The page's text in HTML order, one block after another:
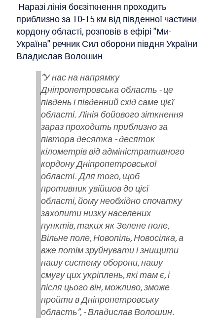
Наразі лінія боєзіткнення проходить
приблизно за 10-15 км від південної частини
кордону області, розповів в ефірі "Ми-
Україна" речник Сил оборони півдня України
Владислав Волошин.
"У нас на напрямку
Дніпропетровська область - це
південь і південний схід саме цієї
області. Лінія бойового зіткнення
зараз проходить приблизно за
півтора десятка - десяток
кілометрів від адміністративного
кордону Дніпропетровської
області. Для того, щоб
противник увійшов до цієї
області, йому необхідно спочатку
захопити низку населених
пунктів, таких як Зелене поле,
Вільне поле, Новопіль, Новосілка, а
вже потім зруйнувати і знищити
нашу систему оборони, нашу
смугу цих укріплень, які там є, і
після цього він, можливо, зможе
пройти в Дніпропетровську
область", - Владислав Волошин.